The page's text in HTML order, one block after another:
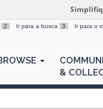
2 Ir para a busca 3 Ir para o
&